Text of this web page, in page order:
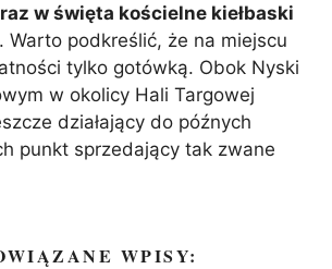
w święta kościelne kiełbaski
. Warto podkreślić, że na miejscu
tylko gotówką. Obok Nyski
w okolicy Hali Targowej
działający do późnych
punkt sprzedający tak zwane
WPISY: